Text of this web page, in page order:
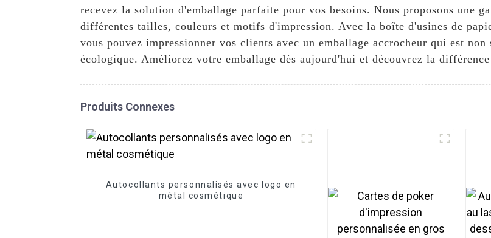
recevez la solution d'emballage parfaite pour vos besoins. Nous proposons une
différentes tailles, couleurs et motifs d'impression. Avec la boîte d'usines de
vous pouvez impressionner vos clients avec un emballage accrocheur qui est
écologique. Améliorez votre emballage dès aujourd'hui et découvrez la
Produits Connexes
Autocollants personnalisés avec logo en
métal cosmétique